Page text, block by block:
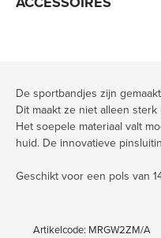
De sportbandjes zijn
Dit maakt ze niet alleen
Het soepele materiaal valt
huid. De innovatieve
Geschikt voor een pols van
Artikelcode: MRGW2ZM/A